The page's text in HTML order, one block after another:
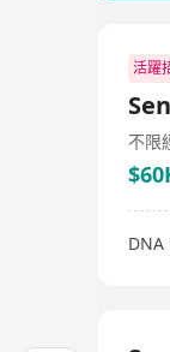
活躍
不限